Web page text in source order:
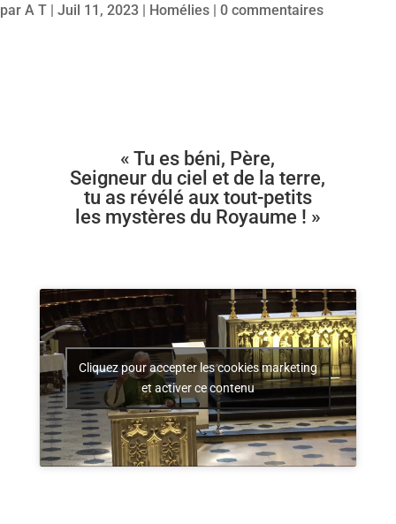
par A T | Juil 11, 2023 | Homélies | 0 commentaires
« Tu es béni, Père,
Seigneur du ciel et de la terre,
tu as révélé aux tout-petits
les mystères du Royaume ! »
Cliquez pour accepter les cookies marketing
et activer ce contenu